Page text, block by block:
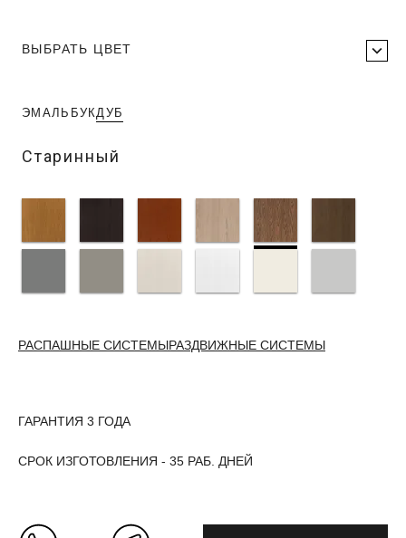
ВЫБРАТЬ ЦВЕТ
ЭМАЛЬ БУК ДУБ
Старинный
РАСПАШНЫЕ СИСТЕМЫРАЗДВИЖНЫЕ СИСТЕМЫ
ГАРАНТИЯ 3 ГОДА
СРОК ИЗГОТОВЛЕНИЯ - 35 РАБ. ДНЕЙ